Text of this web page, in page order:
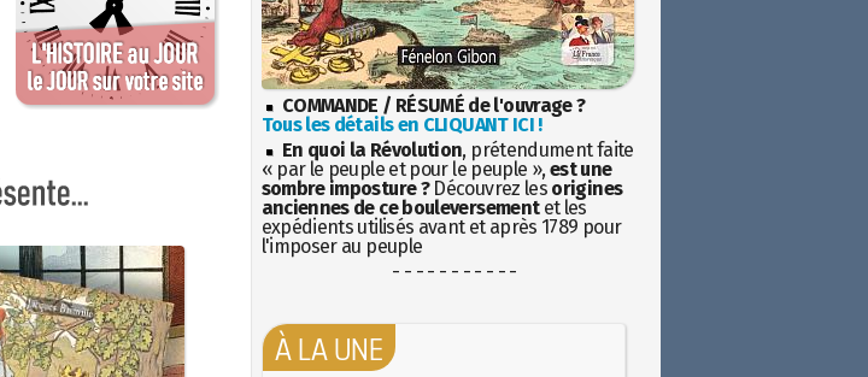
COMMANDE / RÉSUMÉ de l'ouvrage ?
Tous les détails en CLIQUANT ICI !
En quoi la Révolution, prétendument faite
« par le peuple et pour le peuple », est une
sombre imposture ?Découvrez les origines
anciennes de ce bouleversementet les
expédients utilisés avant et après 1789 pour
l'imposer au peuple
- - - - - - - - - - -
À LA UNE